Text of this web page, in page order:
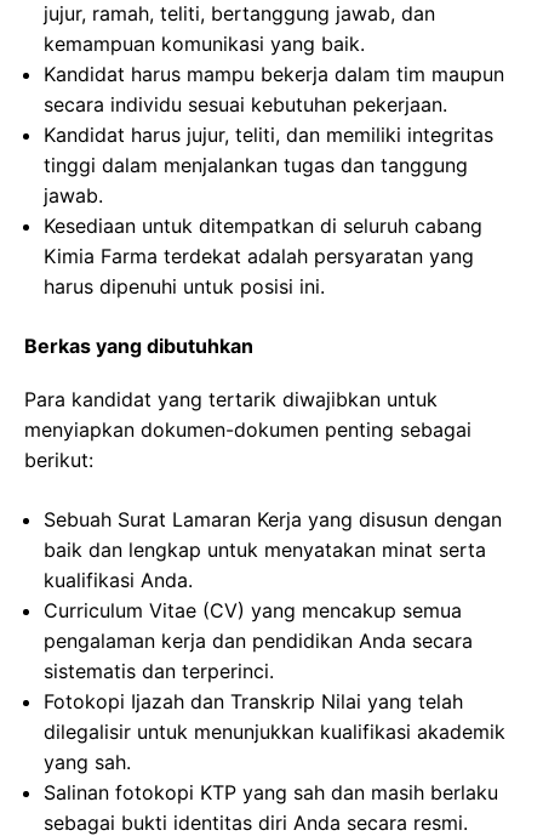
jujur, ramah, teliti, bertanggung jawab, dan
kemampuan komunikasi yang baik.
Kandidat harus mampu bekerja dalam tim maupun
secara individu sesuai kebutuhan pekerjaan.
Kandidat harus jujur, teliti, dan memiliki integritas
tinggi dalam menjalankan tugas dan tanggung
jawab.
Kesediaan untuk ditempatkan di seluruh cabang
Kimia Farma terdekat adalah persyaratan yang
harus dipenuhi untuk posisi ini.
Berkas yang dibutuhkan
Para kandidat yang tertarik diwajibkan untuk
menyiapkan dokumen-dokumen penting sebagai
berikut:
Sebuah Surat Lamaran Kerja yang disusun dengan
baik dan lengkap untuk menyatakan minat serta
kualifikasi Anda.
Curriculum Vitae (CV) yang mencakup semua
pengalaman kerja dan pendidikan Anda secara
sistematis dan terperinci.
Fotokopi Ijazah dan Transkrip Nilai yang telah
dilegalisir untuk menunjukkan kualifikasi akademik
yang sah.
Salinan fotokopi KTP yang sah dan masih berlaku
sebagai bukti identitas diri Anda secara resmi.